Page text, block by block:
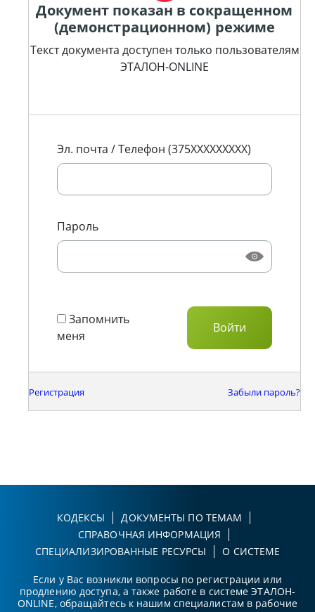
Документ показан в сокращенном
(демонстрационном) режиме
Текст документа доступен только пользователям
ЭТАЛОН-ONLINE
Эл. почта / Телефон (375XXXXXXXXX)
Пароль
Запомнить
меня
Регистрация Забыли пароль?
КОДЕКСЫ
ДОКУМЕНТЫ ПО ТЕМАМ
СПРАВОЧНАЯ ИНФОРМАЦИЯ
СПЕЦИАЛИЗИРОВАННЫЕ РЕСУРСЫ
О СИСТЕМЕ
Если у Вас возникли вопросы по регистрации или
продлению доступа, а также работе в системе ЭТАЛОН-
ONLINE, обращайтесь к нашим специалистам в рабочие